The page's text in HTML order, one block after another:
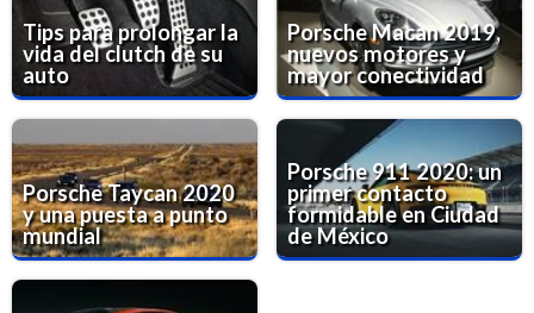
Tips para prolongar la
vida del clutch de su
auto
Porsche Macan 2019,
nuevos motores y
mayor conectividad
Porsche Taycan 2020
y una puesta a punto
mundial
Porsche 911 2020: un
primer contacto
formidable en Ciudad
de México